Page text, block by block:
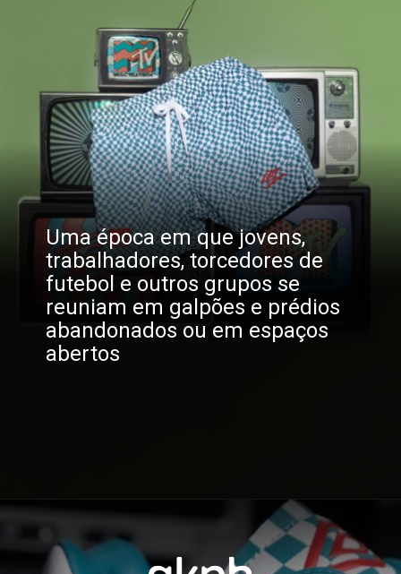
Uma época em que jovens,
trabalhadores, torcedores de
futebol e outros grupos se
reuniam em galpões e prédios
abandonados ou em espaços
abertos
https://gkpb.com.br/121013/umbro-mtv/